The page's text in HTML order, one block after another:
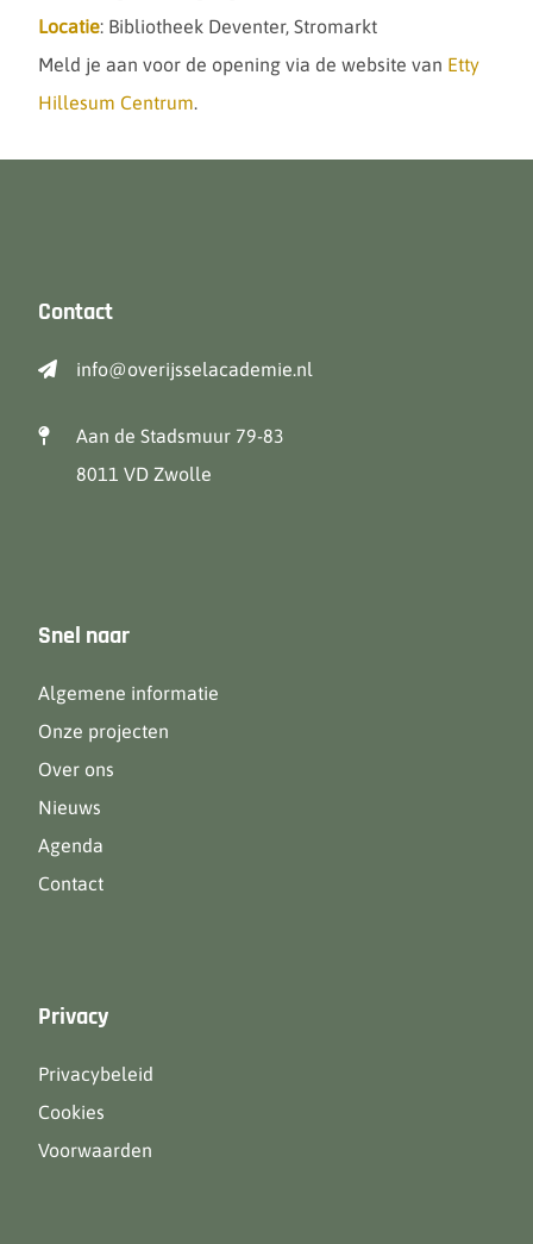
Locatie: Bibliotheek Deventer, Stromarkt
Meld je aan voor de opening via de website van Etty
Hillesum Centrum.
Contact
info@overijsselacademie.nl
Aan de Stadsmuur 79-83
8011 VD Zwolle
Snel naar
Algemene informatie
Onze projecten
Over ons
Nieuws
Agenda
Contact
Privacy
Privacybeleid
Cookies
Voorwaarden